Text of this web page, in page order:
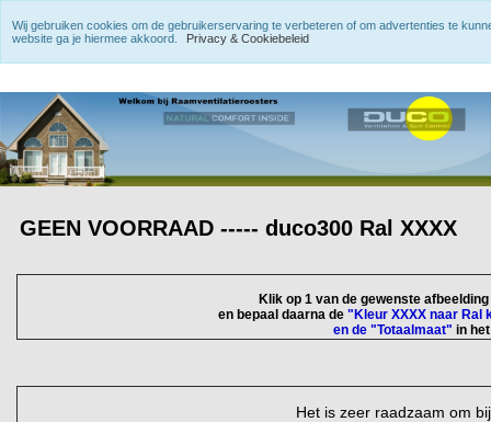
GEEN VOORRAAD ----- duco300 Ral XXXX
Klik op 1 van de gewenste
en bepaal daarna de "Kleur XXXX naar Ral
en de "Totaalmaat" in
Het is zeer raadzaam om
Wij gebruiken cookies om de gebruikerservaring te verbeteren of om advertenties te
website ga je hiermee akkoord.
Privacy & Cookiebeleid